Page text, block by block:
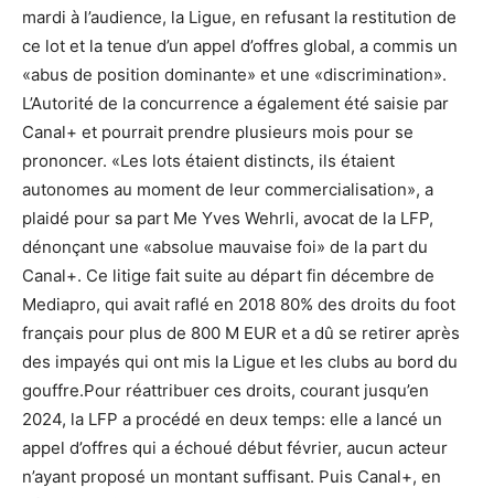
mardi à l’audience, la Ligue, en refusant la restitution de
ce lot et la tenue d’un appel d’offres global, a commis un
«abus de position dominante» et une «discrimination».
L’Autorité de la concurrence a également été saisie par
Canal+ et pourrait prendre plusieurs mois pour se
prononcer. «Les lots étaient distincts, ils étaient
autonomes au moment de leur commercialisation», a
plaidé pour sa part Me Yves Wehrli, avocat de la LFP,
dénonçant une «absolue mauvaise foi» de la part du
Canal+. Ce litige fait suite au départ fin décembre de
Mediapro, qui avait raflé en 2018 80% des droits du foot
français pour plus de 800 M EUR et a dû se retirer après
des impayés qui ont mis la Ligue et les clubs au bord du
gouffre.Pour réattribuer ces droits, courant jusqu’en
2024, la LFP a procédé en deux temps: elle a lancé un
appel d’offres qui a échoué début février, aucun acteur
n’ayant proposé un montant suffisant. Puis Canal+, en